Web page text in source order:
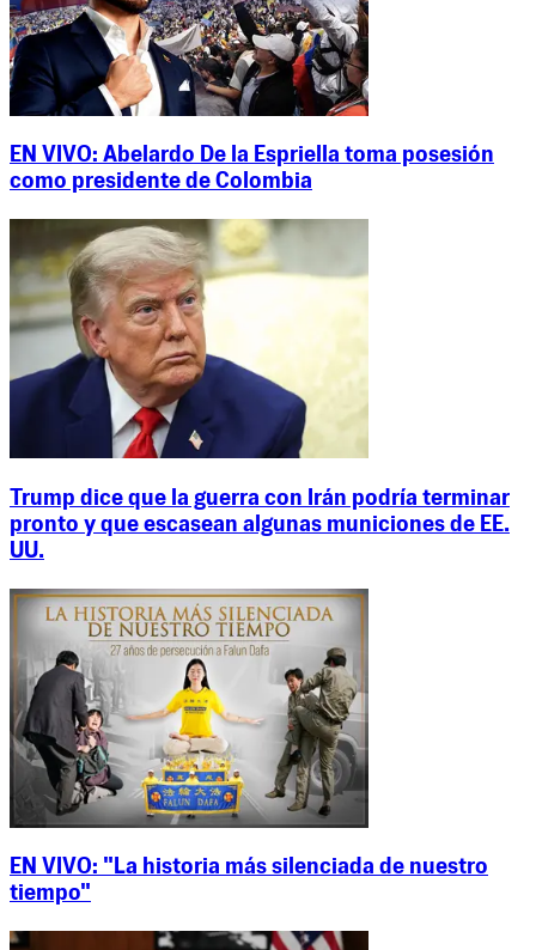
EN VIVO: Abelardo De la Espriella toma posesión
como presidente de Colombia
Trump dice que la guerra con Irán podría terminar
pronto y que escasean algunas municiones de EE.
UU.
EN VIVO: "La historia más silenciada de nuestro
tiempo"